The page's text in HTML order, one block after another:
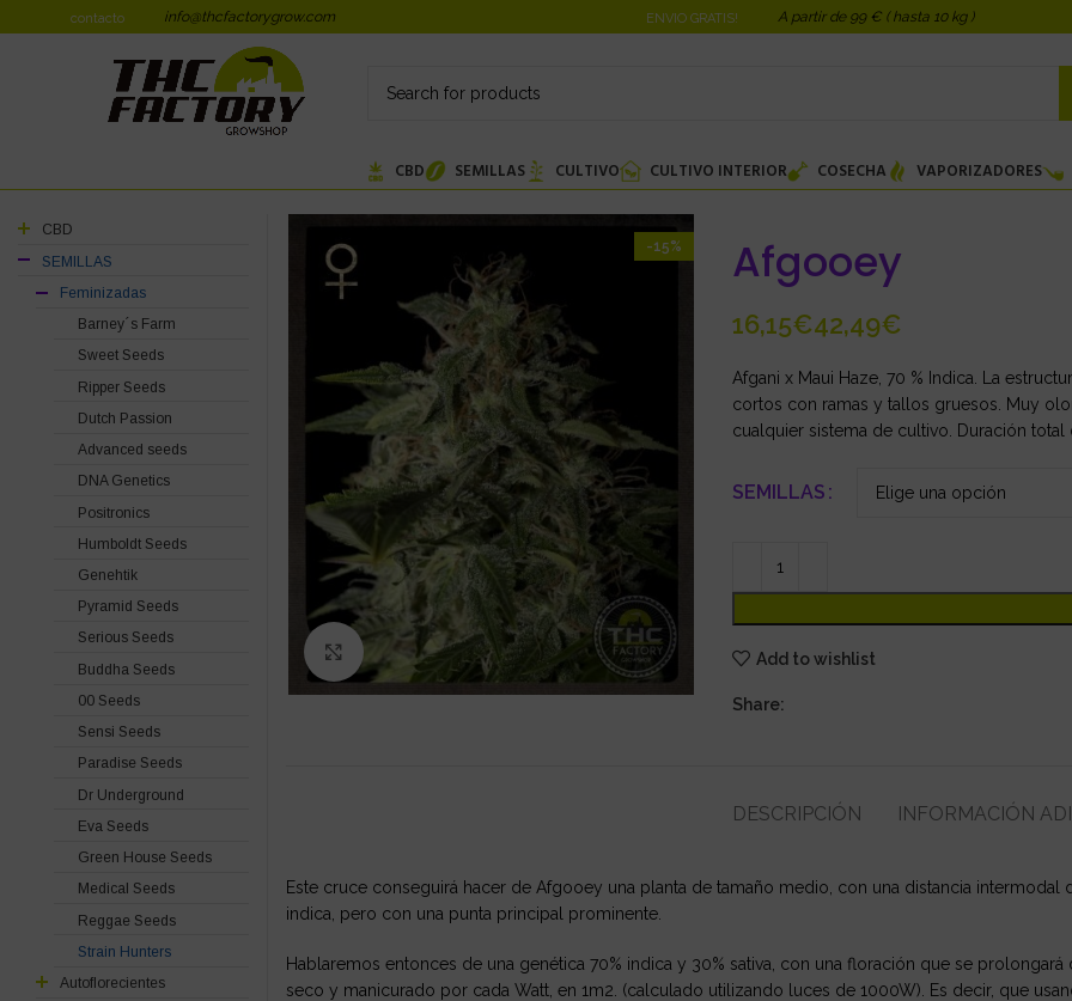
contacto info@thcfactorygrow.com ENVIO GRATIS! A partir de 99 € ( hasta 10 kg )
CBD SEMILLAS CULTIVO CULTIVO INTERIOR COSECHA VAPORIZADORES
-15%
Click to enlarge
Afgooey
€ €
Afgani x Maui Haze, 70 % Indica. La
cortos con ramas y tallos gruesos. Muy
cualquier sistema de cultivo. Duración
SEMILLAS
Add to wishlist
Share:
DESCRIPCIÓN INFORMACIÓN
Este cruce conseguirá hacer de Afgooey una planta de tamaño medio, con una distancia
indica, pero con una punta principal prominente.
Hablaremos entonces de una genética 70% indica y 30% sativa, con una floración que se
seco y manicurado por cada Watt, en 1m2. (calculado utilizando luces de 1000W). Es decir, que
CBD
SEMILLAS
Feminizadas
Barney´s Farm
Sweet Seeds
Ripper Seeds
Dutch Passion
Advanced seeds
DNA Genetics
Positronics
Humboldt Seeds
Genehtik
Pyramid Seeds
Serious Seeds
Buddha Seeds
00 Seeds
Sensi Seeds
Paradise Seeds
Dr Underground
Eva Seeds
Green House Seeds
Medical Seeds
Reggae Seeds
Strain Hunters
Autoflorecientes